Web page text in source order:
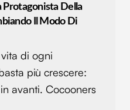
Della
Il Modo Di
di ogni
più crescere:
avanti. Cocooners